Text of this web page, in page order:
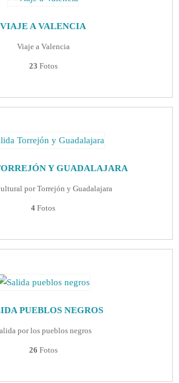
VIAJE A VALENCIA
Viaje a Valencia
23 Fotos
Y GUADALAJARA
por Torrejón y Guadalajara
4 Fotos
PUEBLOS NEGROS
por los pueblos negros
26 Fotos